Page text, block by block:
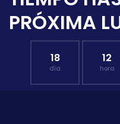
PRÓXIMA
18
día
12
hora